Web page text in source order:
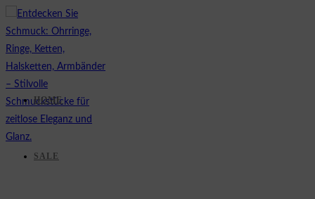
Zum
Inhalt
springen
HOME
SALE